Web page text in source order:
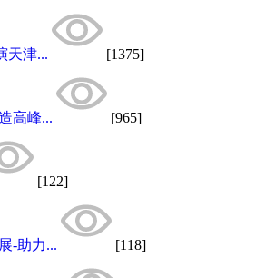
天津... [1375]
高峰... [965]
[122]
-助力... [118]